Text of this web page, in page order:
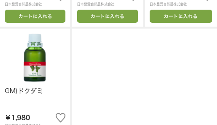
日本豊受自然農株式会社
カートに入れる
日本豊受自然農株式会社
カートに入れる
日本豊受自然農株式会社
カートに入れる
GM)ドクダミ
￥1,980